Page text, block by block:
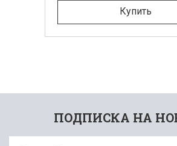
Купить
ПОДПИСКА НА